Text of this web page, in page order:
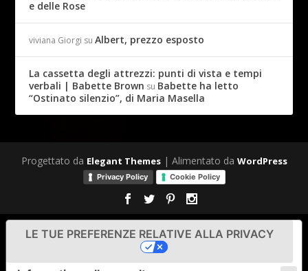
e delle Rose
viviana Giorgi suAlbert, prezzo esposto
La cassetta degli attrezzi: punti di vista e tempi
verbali | Babette Brown su Babette ha letto
“Ostinato silenzio”, di Maria Masella
Progettato da Elegant Themes| Alimentato da WordPress
Privacy Policy Cookie Policy
LE TUE PREFERENZE RELATIVE ALLA PRIVACY